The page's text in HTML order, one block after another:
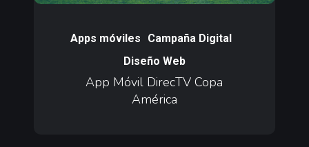
Móvil
DirecTV
Copa
América
Apps móviles
Campaña Digital
Diseño Web
App Móvil DirecTV Copa
América